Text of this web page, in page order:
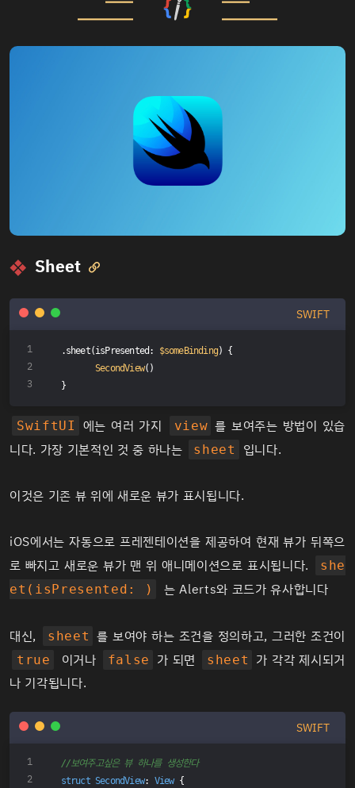
Sheet 
SWIFT
.sheet(isPresented: $someBinding) {
SecondView()
}
SwiftUI 에는 여러 가지 view 를 보여주는 방법이 있습
니다. 가장 기본적인 것 중 하나는
sheet 입니다.
이것은 기존 뷰 위에 새로운 뷰가 표시됩니다.
iOS에서는 자동으로 프레젠테이션을 제공하여 현재 뷰가 뒤쪽으
로 빠지고 새로운 뷰가 맨 위 애니메이션으로 표시됩니다.
she
et(isPresented: )
는Alerts와 코드가 유사합니다
대신, sheet 를 보여야 하는 조건을 정의하고, 그러한 조건이
true 이거나 false 가 되면 sheet
가 각각 제시되거
나 기각됩니다.
SWIFT
//보여주고싶은 뷰 하나를 생성한다
struct SecondView: View {